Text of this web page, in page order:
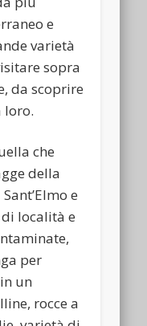
e
varietà
sopra
da scoprire
loro.
che
della
e
località e
per
un
rocce a